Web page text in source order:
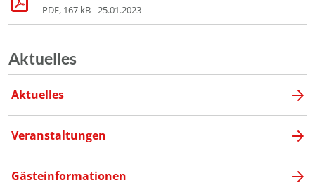
PDF, 167 kB - 25.01.2023
Aktuelles
Aktuelles
Veranstaltungen
Gästeinformationen